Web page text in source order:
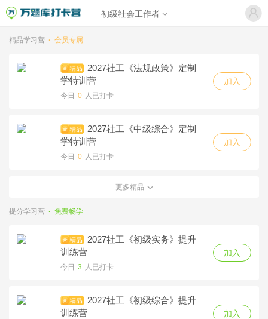
初级社会工作者
精品学习营 · 会员专属
2027社工《法规政策》定制
学特训营
今日 0 人已打卡
加入
2027社工《中级综合》定制
学特训营
今日 0 人已打卡
加入
2027社工《初级实务》定制
今日 0
学特训营
加入
更多精品
提分学习营 · 免费畅学
2027社工《初级实务》提升
训练营
今日 3 人已打卡
加入
2027社工《初级综合》提升
训练营
加入